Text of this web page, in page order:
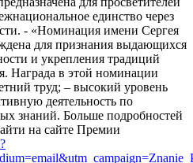
единство через
- «Номинация имени Сергея
для признания выдающихся
и укрепления традиций
Награда в этой номинации
труд; – высокий уровень
деятельность по
знаний. Больше подробностей
на сайте Премии